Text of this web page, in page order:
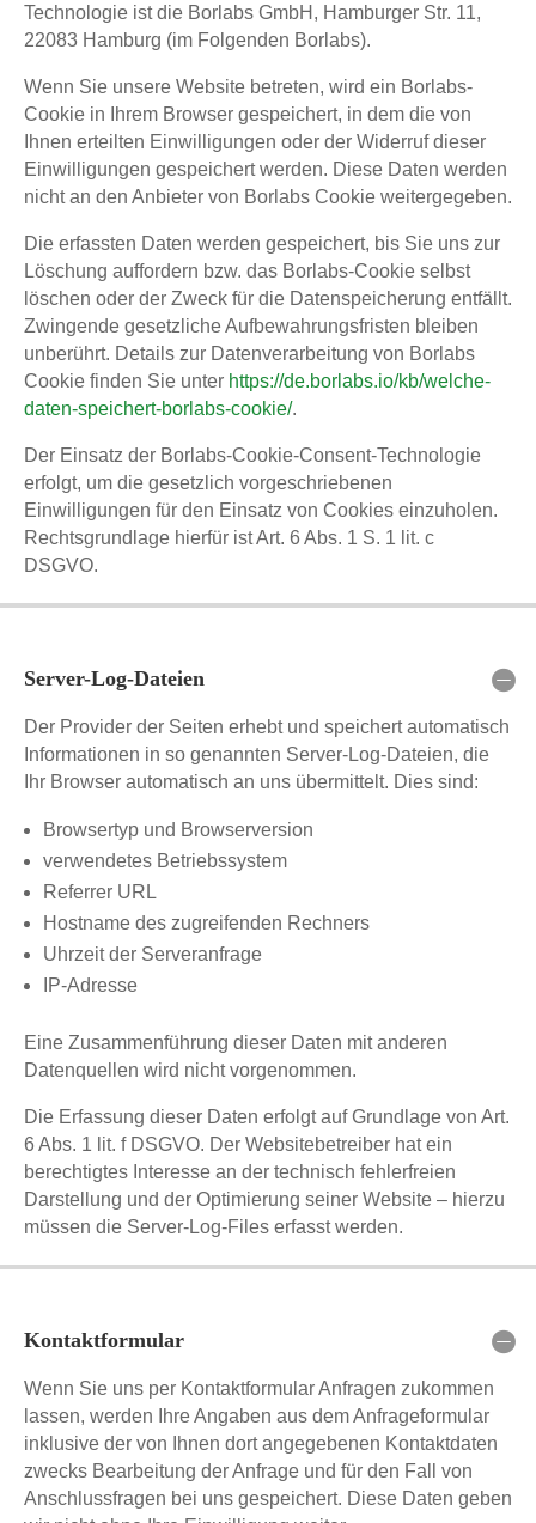
Technologie ist die Borlabs GmbH, Hamburger Str. 11,
22083 Hamburg (im Folgenden Borlabs).
Wenn Sie unsere Website betreten, wird ein Borlabs-
Cookie in Ihrem Browser gespeichert, in dem die von
Ihnen erteilten Einwilligungen oder der Widerruf dieser
Einwilligungen gespeichert werden. Diese Daten werden
nicht an den Anbieter von Borlabs Cookie weitergegeben.
Die erfassten Daten werden gespeichert, bis Sie uns zur
Löschung auffordern bzw. das Borlabs-Cookie selbst
löschen oder der Zweck für die Datenspeicherung entfällt.
Zwingende gesetzliche Aufbewahrungsfristen bleiben
unberührt. Details zur Datenverarbeitung von Borlabs
Cookie finden Sie unter https://de.borlabs.io/kb/welche-
daten-speichert-borlabs-cookie/.
Der Einsatz der Borlabs-Cookie-Consent-Technologie
erfolgt, um die gesetzlich vorgeschriebenen
Einwilligungen für den Einsatz von Cookies einzuholen.
Rechtsgrundlage hierfür ist Art. 6 Abs. 1 S. 1 lit. c
DSGVO.
Server-Log-Dateien
Der Provider der Seiten erhebt und speichert automatisch
Informationen in so genannten Server-Log-Dateien, die
Ihr Browser automatisch an uns übermittelt. Dies sind:
Browsertyp und Browserversion
verwendetes Betriebssystem
Referrer URL
Hostname des zugreifenden Rechners
Uhrzeit der Serveranfrage
IP-Adresse
Eine Zusammenführung dieser Daten mit anderen
Datenquellen wird nicht vorgenommen.
Die Erfassung dieser Daten erfolgt auf Grundlage von Art.
6 Abs. 1 lit. f DSGVO. Der Websitebetreiber hat ein
berechtigtes Interesse an der technisch fehlerfreien
Darstellung und der Optimierung seiner Website – hierzu
müssen die Server-Log-Files erfasst werden.
Kontaktformular
Wenn Sie uns per Kontaktformular Anfragen zukommen
lassen, werden Ihre Angaben aus dem Anfrageformular
inklusive der von Ihnen dort angegebenen Kontaktdaten
zwecks Bearbeitung der Anfrage und für den Fall von
Anschlussfragen bei uns gespeichert. Diese Daten geben